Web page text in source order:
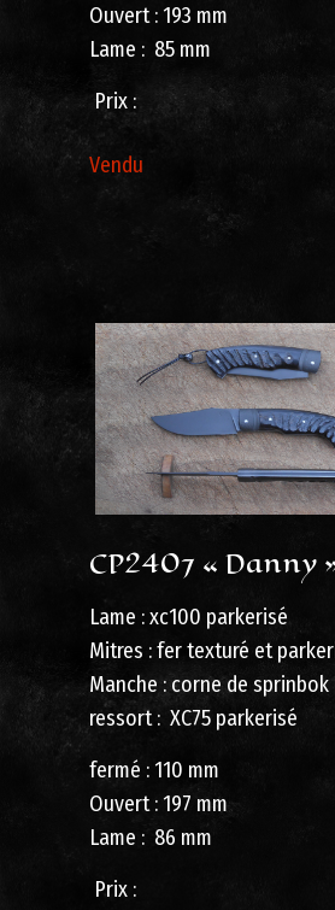
Ouvert : 193 mm
Lame : 85 mm
Prix ​​:
CP2407 « Danny
Lame : xc100 parkerisé
Mitres : fer texturé et
Manche : corne de sprinbok
ressort : XC75 parkerisé
fermé : 110 mm
Ouvert : 197 mm
Lame : 86 mm
Prix ​​: